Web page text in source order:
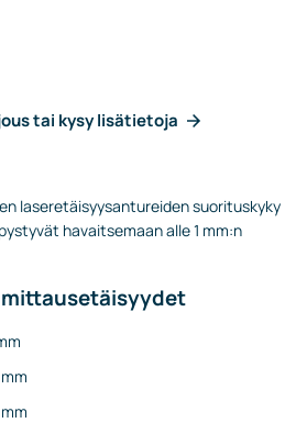
tai kysy lisätietoja
laseretäisyysantureiden suorituskyky
havaitsemaan alle 1 mm:n